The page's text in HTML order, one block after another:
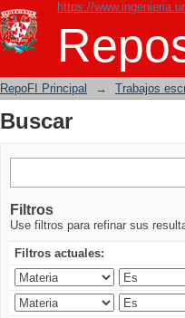
https://
Buscar
RepoFI Principal → Trabajos
Buscar
Filtros
Use filtros para refinar sus
Filtros actuales: